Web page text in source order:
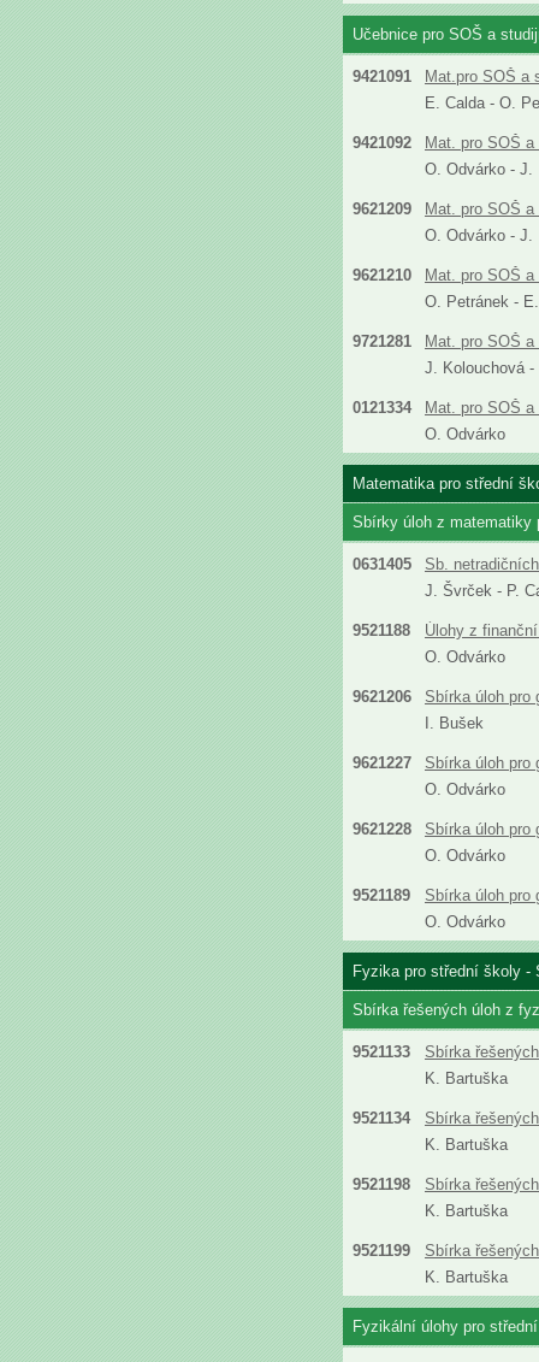
Učebnice pro SOŠ a
9421091
Mat.pro SOŠ a
E. Calda - O.
9421092
Mat. pro SOŠ
O. Odvárko - J.
9621209
Mat. pro SOŠ
O. Odvárko - J.
9621210
Mat. pro SOŠ
O. Petránek -
9721281
Mat. pro SOŠ
J. Kolouchová -
0121334
Mat. pro SOŠ
O. Odvárko
Matematika pro střední
Sbírky úloh z matematiky
0631405
Sb.
J. Švrček - P.
9521188
Úlohy z
O. Odvárko
9621206
Sbírka úloh pro
I. Bušek
9621227
Sbírka úloh pro
O. Odvárko
9621228
Sbírka úloh pro
O. Odvárko
9521189
Sbírka úloh pro
O. Odvárko
Fyzika pro střední školy -
Sbírka řešených úloh z
9521133
Sbírka
K. Bartuška
9521134
Sbírka
K. Bartuška
9521198
Sbírka
K. Bartuška
9521199
Sbírka
K. Bartuška
Fyzikální úlohy pro